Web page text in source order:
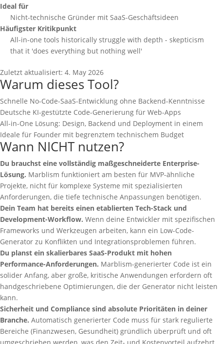
Ideal für
Nicht-technische Gründer mit SaaS-Geschäftsideen
Häufigster Kritikpunkt
All-in-one tools historically struggle with depth - skepticism
that it 'does everything but nothing well'
Zuletzt aktualisiert: 4. May 2026
Warum dieses Tool?
Schnelle No-Code-SaaS-Entwicklung ohne Backend-Kenntnisse
Deutsche KI-gestützte Code-Generierung für Web-Apps
All-in-One Lösung: Design, Backend und Deployment in einem
Ideale für Founder mit begrenztem technischem Budget
Wann NICHT nutzen?
Du brauchst eine vollständig maßgeschneiderte Enterprise-
Lösung. Marblism funktioniert am besten für MVP-ähnliche
Projekte, nicht für komplexe Systeme mit spezialisierten
Anforderungen, die tiefe technische Anpassungen benötigen.
Dein Team hat bereits einen etablierten Tech-Stack und
Development-Workflow. Wenn deine Entwickler mit spezifischen
Frameworks und Werkzeugen arbeiten, kann ein Low-Code-
Generator zu Konflikten und Integrationsproblemen führen.
Du planst ein skalierbares SaaS-Produkt mit hohen
Performance-Anforderungen. Marblism-generierter Code ist ein
solider Anfang, aber große, kritische Anwendungen erfordern oft
handgeschriebene Optimierungen, die der Generator nicht leisten
kann.
Sicherheit und Compliance sind absolute Prioritäten in deiner
Branche. Automatisch generierter Code muss für stark regulierte
Bereiche (Finanzwesen, Gesundheit) gründlich überprüft und oft